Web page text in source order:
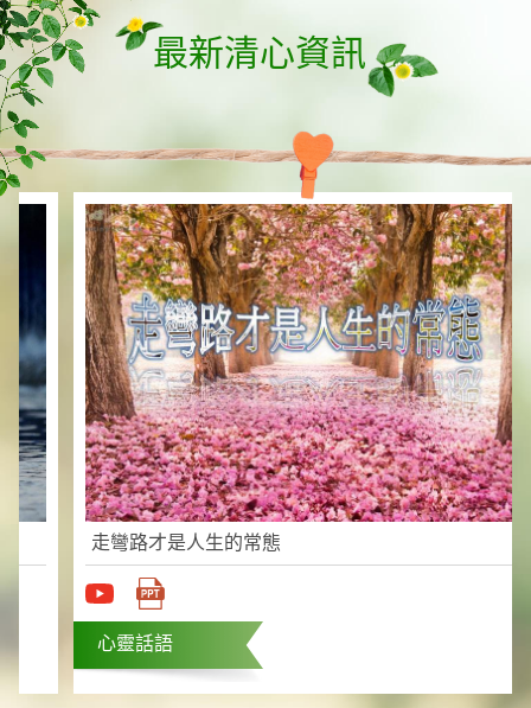
最新清心資訊
走彎路才是人生的常態
心靈話語